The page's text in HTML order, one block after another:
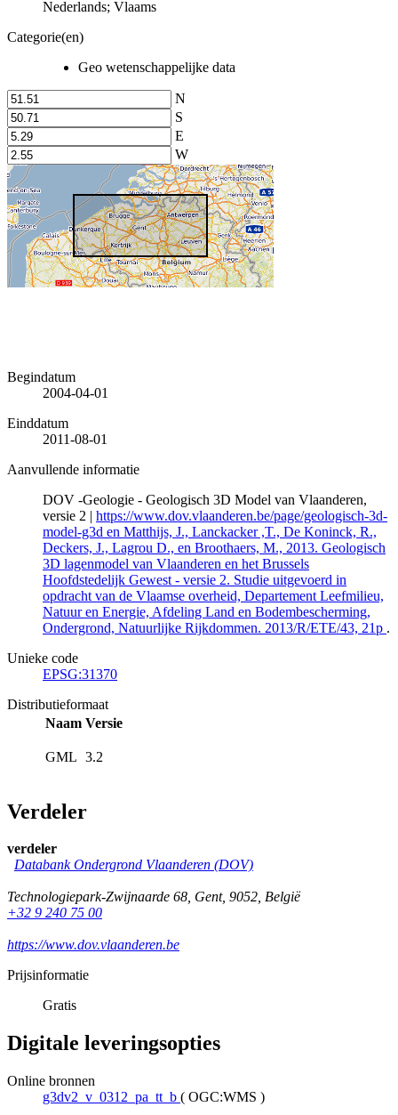
Nederlands; Vlaams
Categorie(en)
Geo wetenschappelijke data
N
S
E
W
Begindatum
2004-04-01
Einddatum
2011-08-01
Aanvullende informatie
DOV -Geologie - Geologisch 3D Model van Vlaanderen,
versie 2 | https://www.dov.vlaanderen.be/page/geologisch-3d-
model-g3d en Matthijs, J., Lanckacker ,T., De Koninck, R.,
Deckers, J., Lagrou D., en Broothaers, M., 2013. Geologisch
3D lagenmodel van Vlaanderen en het Brussels
Hoofdstedelijk Gewest - versie 2. Studie uitgevoerd in
opdracht van de Vlaamse overheid, Departement Leefmilieu,
Natuur en Energie, Afdeling Land en Bodembescherming,
Ondergrond, Natuurlijke Rijkdommen. 2013/R/ETE/43, 21p .
Unieke code
EPSG:31370
Distributieformaat
Naam Versie
GML 3.2
Verdeler
verdeler
Databank Ondergrond Vlaanderen (DOV)
Technologiepark-Zwijnaarde 68, Gent, 9052, België
+32 9 240 75 00
https://www.dov.vlaanderen.be
Prijsinformatie
Gratis
Digitale leveringsopties
Online bronnen
g3dv2_v_0312_pa_tt_b ( OGC:WMS )